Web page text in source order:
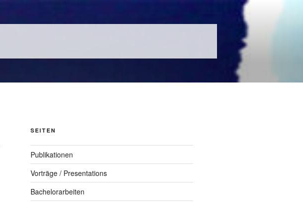
SEITEN
Publikationen
Vorträge / Presentations
Bachelorarbeiten